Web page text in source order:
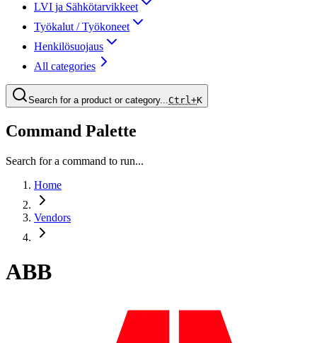
LVI ja Sähkötarvikkeet
Työkalut / Työkoneet
Henkilösuojaus
All categories
Search for a product or category...Ctrl+K
Command Palette
Search for a command to run...
Home
Vendors
ABB